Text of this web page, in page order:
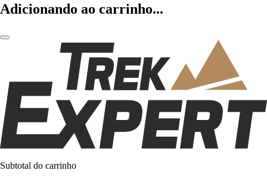
Adicionando ao carrinho...
Subtotal do carrinho